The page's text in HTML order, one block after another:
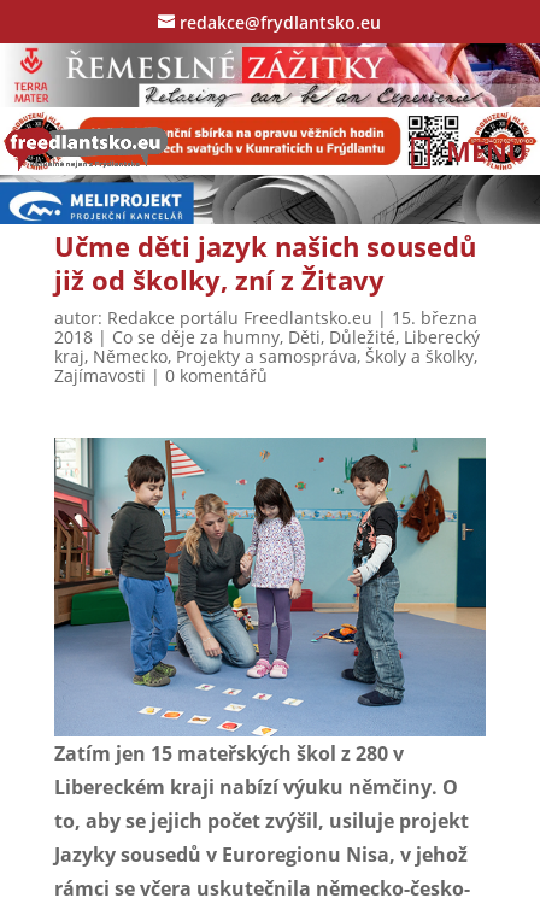
redakce@frydlantsko.eu
Učme děti jazyk našich sousedů
již od školky, zní z Žitavy
autor: Redakce portálu Freedlantsko.eu | 15. března
2018| Co se děje za humny, Děti, Důležité, Liberecký
kraj, Německo, Projekty a samospráva, Školy a školky,
Zajímavosti | 0 komentářů
Zatím jen 15 mateřských škol z 280 v
Libereckém kraji nabízí výuku němčiny. O
to, aby se jejich počet zvýšil, usiluje projekt
Jazyky sousedů v Euroregionu Nisa, v jehož
rámci se včera uskutečnila německo-česko-